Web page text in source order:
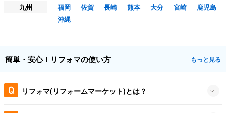
九州
福岡 佐賀 長崎 熊本 大分 宮崎
鹿児島
沖縄
簡単・安心！リフォマの使い方 もっと見る
リフォマ(リフォームマーケット)とは？